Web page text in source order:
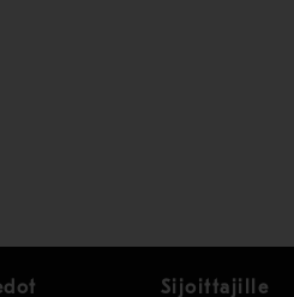
Sijoittajille